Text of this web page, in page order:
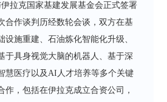
拉克国家基建发展基金会正式签署
合作谈判历经数轮会谈，双方在基
设施重建、石油炼化智能化升级、
于具身视觉大脑的机器人、基于深
慧医疗以及AI人才培养等多个关键
作，包括在伊拉克成立合资公司，